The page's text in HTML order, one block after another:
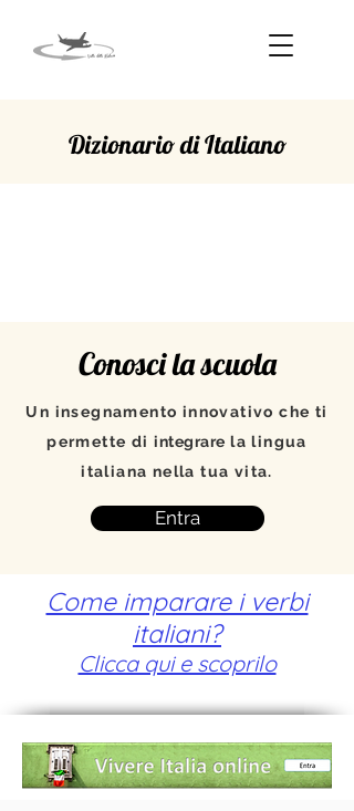
Dizionario di Italiano
Conosci la scuola
Un insegnamento innovativo che ti
permette diintegrare la lingua
italiana nella tua vita.
Entra
Come imparare i verbi
italiani?
Clicca qui e scoprilo